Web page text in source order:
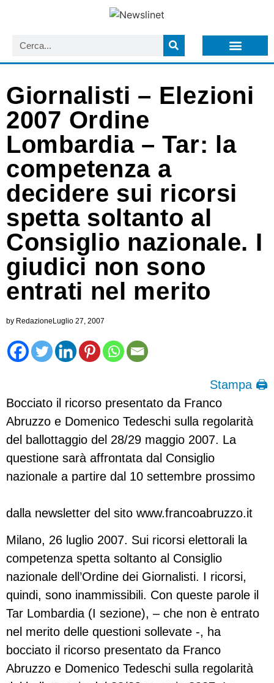
Giornalisti – Elezioni
2007 Ordine
Lombardia – Tar: la
competenza a
decidere sui ricorsi
spetta soltanto al
Consiglio nazionale. I
giudici non sono
entrati nel merito
by RedazioneLuglio 27, 2007
Stampa 🖨
Bocciato il ricorso presentato da Franco
Abruzzo e Domenico Tedeschi sulla regolarità
del ballottaggio del 28/29 maggio 2007. La
questione sarà affrontata dal Consiglio
nazionale a partire dal 10 settembre prossimo
dalla newsletter del sito www.francoabruzzo.it
Milano, 26 luglio 2007. Sui ricorsi elettorali la
competenza spetta soltanto al Consiglio
nazionale dell’Ordine dei Giornalisti. I ricorsi,
quindi, sono inammissibili. Con queste parole il
Tar Lombardia (I sezione), – che non è entrato
nel merito delle questioni sollevate -, ha
bocciato il ricorso presentato da Franco
Abruzzo e Domenico Tedeschi sulla regolarità